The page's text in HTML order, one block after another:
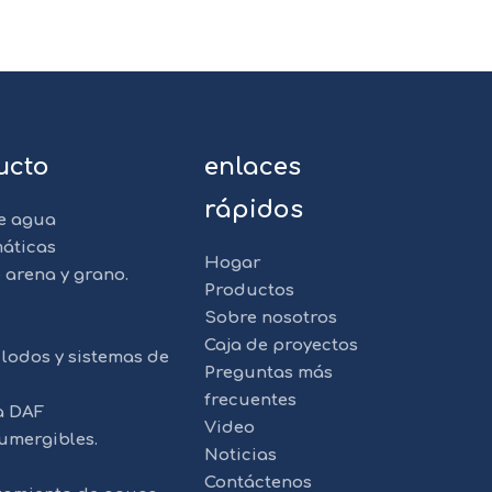
agua
y grano.
y sistemas de
DAF
enlaces
rápidos
Hogar
Productos
Sobre nosotros
Caja de proyectos
Preguntas más
frecuentes
Video
Noticias
Contáctenos